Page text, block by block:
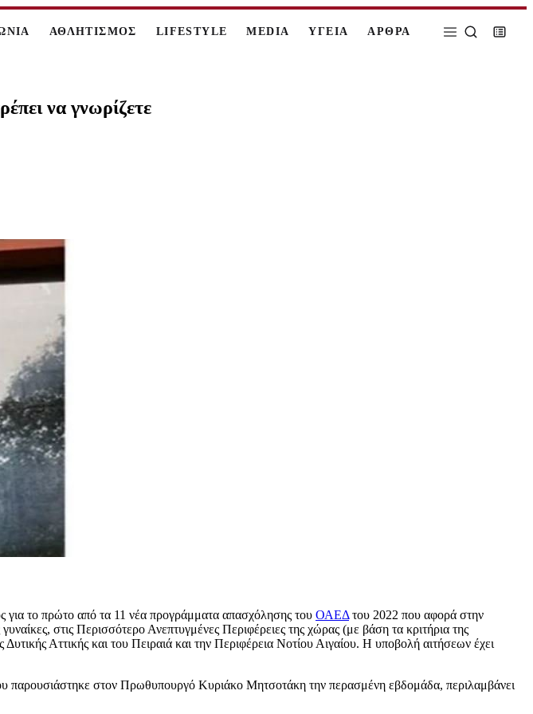
ΑΘΛΗΤΙΣΜΟΣ LIFESTYLE MEDIA ΥΓΕΙΑ ΑΡΘΡΑ
να γνωρίζετε
για το πρώτο από τα 11 νέα προγράμματα απασχόλησης του ΟΑΕΔτου 2022 που αφορά στην
στις Περισσότερο Ανεπτυγμένες Περιφέρειες της χώρας (με βάση τα κριτήρια της
Αττικής και του Πειραιά και την Περιφέρεια Νοτίου Αιγαίου. Η υποβολή αιτήσεων έχει
παρουσιάστηκε στον Πρωθυπουργό Κυριάκο Μητσοτάκη την περασμένη εβδομάδα, περιλαμβάνει